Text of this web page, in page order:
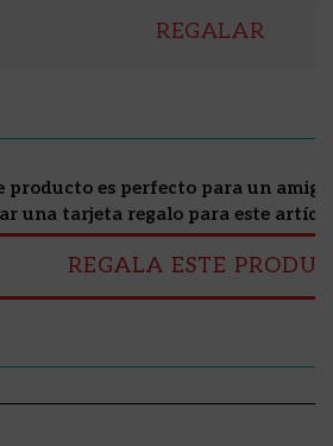
REGALAR
producto es perfecto para un
una tarjeta regalo para este
REGALA ESTE